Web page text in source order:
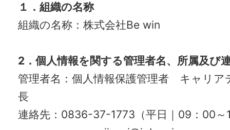
１．組織の名称
組織の名称：株式会社Be win
2 ．個人情報を関する管理者名、所属及び
管理者名：個人情報保護管理者 キャリア
長
連絡先 ： 0836-37-1773 （平日｜ 09 ： 00 ～